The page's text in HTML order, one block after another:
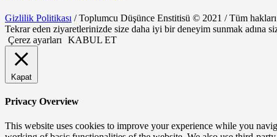
Gizlilik Politikası / Toplumcu Düşünce Enstitisü © 2021 / Tüm hakları
Tekrar eden ziyaretlerinizde size daha iyi bir deneyim sunmak adına
Çerez ayarları
KABUL ET
Kapat
Privacy Overview
This website uses cookies to improve your experience while you